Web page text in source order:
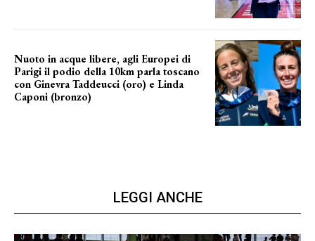
Nuoto in acque libere, agli Europei di
Parigi il podio della 10km parla toscano
con Ginevra Taddeucci (oro) e Linda
Caponi (bronzo)
LEGGI ANCHE